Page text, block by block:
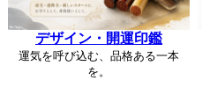
デザイン・開運印鑑
運気を呼び込む、品格ある一本
を。